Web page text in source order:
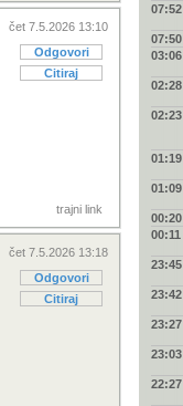
čet 7.5.2026 13:10
Odgovori
Citiraj
trajni link
čet 7.5.2026 13:18
Odgovori
Citiraj
07:52
07:50
03:06
02:28
02:23
01:19
01:09
00:20
00:11
23:45
23:42
23:27
23:03
22:27